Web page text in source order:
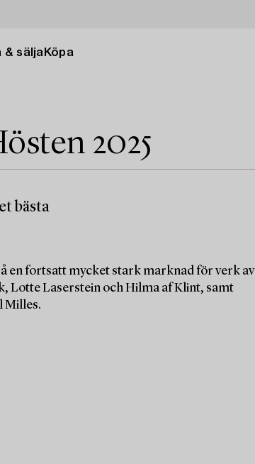
& sälja Köpa
2025
bästa
en fortsatt mycket stark marknad för verk av
Lotte Laserstein och Hilma af Klint, samt
Milles.